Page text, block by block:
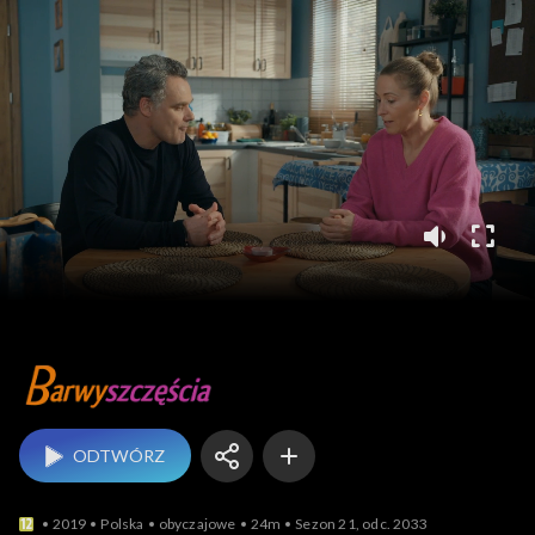
Barwy szczęścia
ODTWÓRZ
2019 Polska obyczajowe 24m Sezon 21, odc. 2033